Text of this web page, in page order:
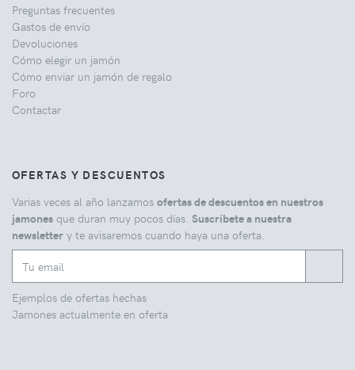
Preguntas frecuentes
Gastos de envío
Devoluciones
Cómo elegir un jamón
Cómo enviar un jamón de regalo
Foro
Contactar
OFERTAS Y DESCUENTOS
Varias veces al año lanzamos ofertas de descuentos en nuestros
jamones que duran muy pocos días. Suscríbete a nuestra
newsletter y te avisaremos cuando haya una oferta.
Ejemplos de ofertas hechas
Jamones actualmente en oferta